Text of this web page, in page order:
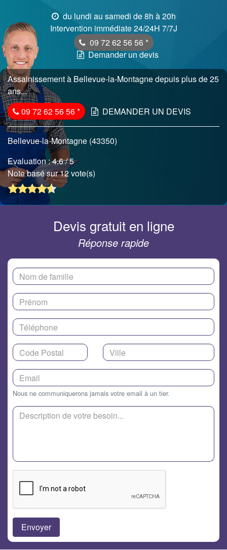
du lundi au samedi de 8h à 20h
Intervention immédiate 24/24H 7/7J
09 72 62 56 56 *
Demander un devis
Assainissement à Bellevue-la-Montagne depuis plus de 25
ans...
09 72 62 56 56* DEMANDER UN DEVIS
Bellevue-la-Montagne (43350)
Evaluation :4.6/ 5
Note basé sur 12 vote(s)
Devis gratuit en ligne
Réponse rapide
Nous ne communiquerons jamais votre email à un tier.